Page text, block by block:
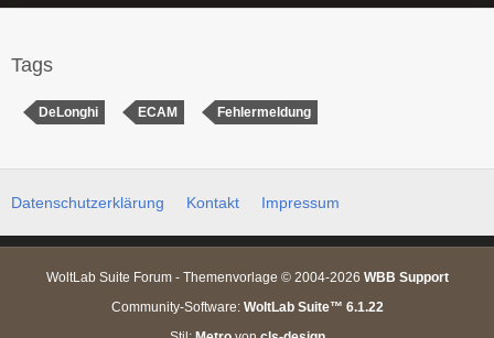
Tags
DeLonghi ECAM Fehlermeldung
Datenschutzerklärung Kontakt Impressum
WoltLab Suite Forum - Themenvorlage © 2004-2026 WBB Support
Community-Software: WoltLab Suite™ 6.1.22